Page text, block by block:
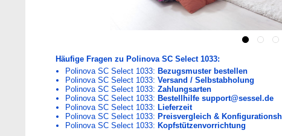
Häufige Fragen zu Polinova SC Select 1033:
Polinova SC Select 1033: Bezugsmuster bestellen
Polinova SC Select 1033: Versand / Selbstabholung
Polinova SC Select 1033: Zahlungsarten
Polinova SC Select 1033: Bestellhilfe support@sessel.de
Polinova SC Select 1033: Lieferzeit
Polinova SC Select 1033: Preisvergleich &
Polinova SC Select 1033: Kopfstützenvorrichtung